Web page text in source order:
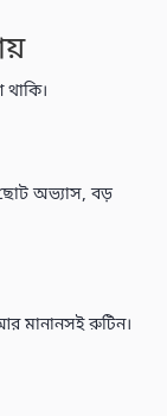
বড় পরিবর্তন।
রুটিন।
সব টিপস এক